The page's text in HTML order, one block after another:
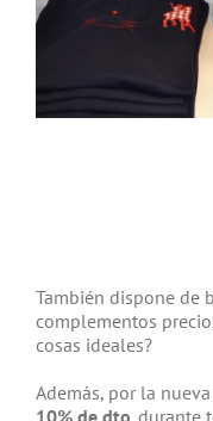
También dispone de
complementos
cosas ideales?
Además, por la
10% de dto . durante